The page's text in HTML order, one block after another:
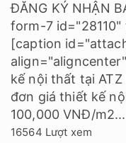
ĐĂNG KÝ NHẬN
form-7
[caption
kế nội thất tại
đơn giá thiết kế
100,000 VNĐ/m2...
16564 Lượt xem